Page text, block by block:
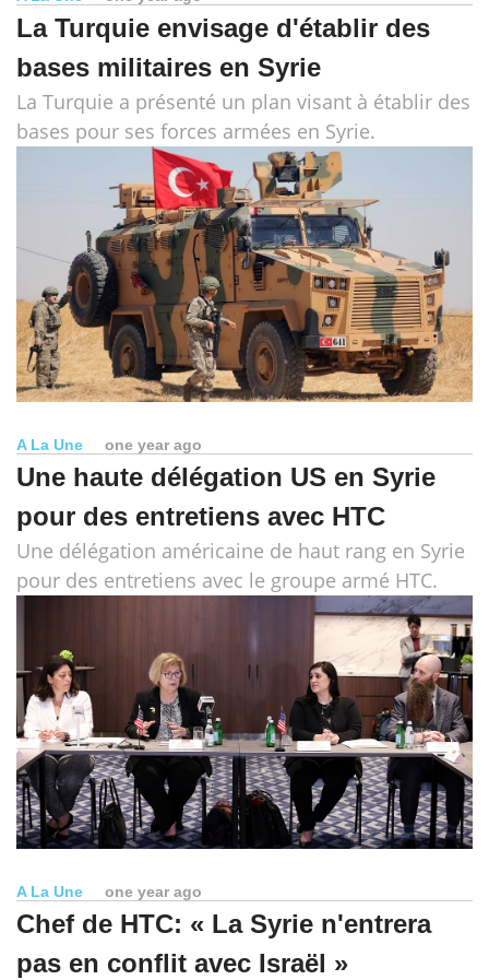
La Turquie envisage d'établir des
bases militaires en Syrie
La Turquie a présenté un plan visant à établir des
bases pour ses forces armées en Syrie.
A La Une one year ago
Une haute délégation US en Syrie
pour des entretiens avec HTC
Une délégation américaine de haut rang en Syrie
pour des entretiens avec le groupe armé HTC.
A La Une one year ago
Chef de HTC: « La Syrie n'entrera
pas en conflit avec Israël »